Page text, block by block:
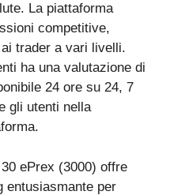
La piattaforma
competitive,
trader a vari livelli.
ha una valutazione di
24 ore su 24, 7
gli utenti nella
ePrex (3000) offre
entusiasmante per